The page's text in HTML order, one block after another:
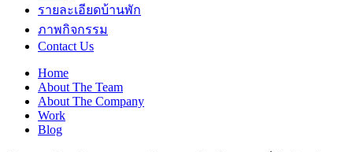
รายละเอียดบ้านพัก
ภาพกิจกรรม
Contact Us
Home
About The Team
About The Company
Work
Blog